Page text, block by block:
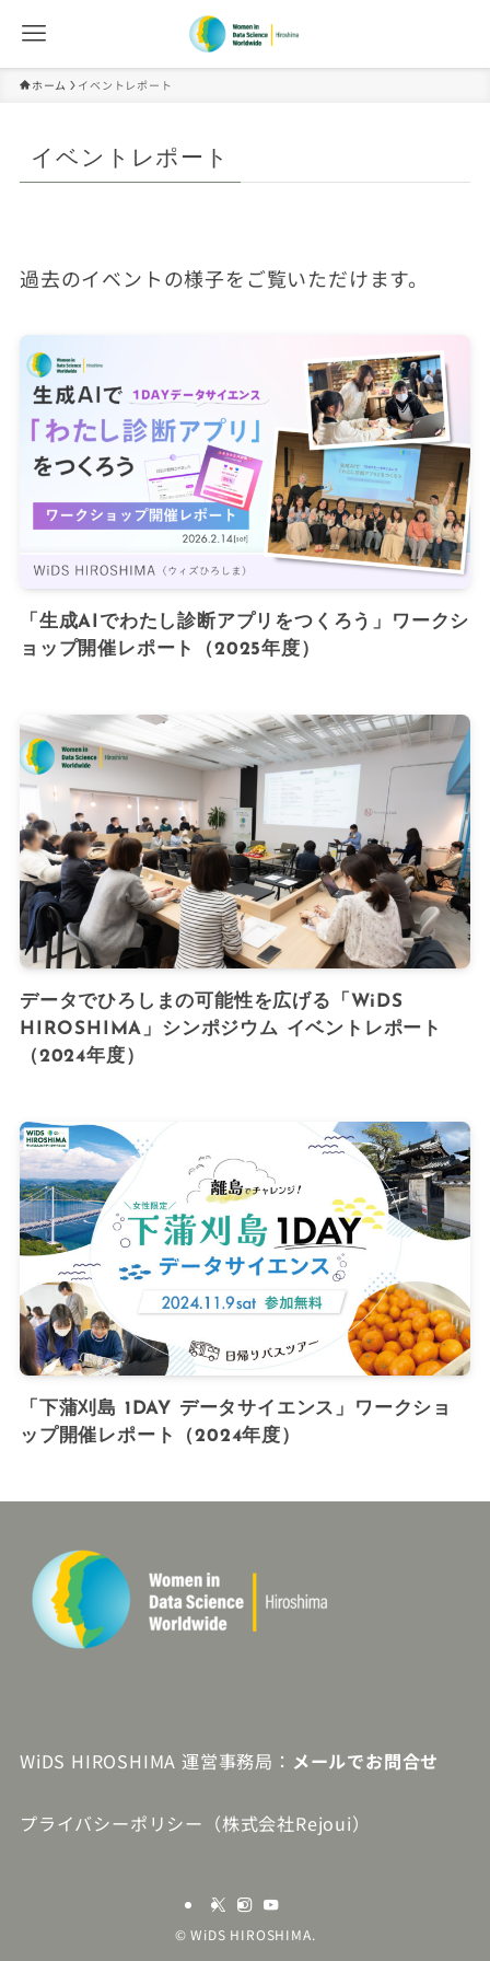
ホーム イベントレポート
イベントレポート
過去のイベントの様子をご覧いただけます。
「生成AIでわたし診断アプリをつくろう」ワークシ
ョップ開催レポート（2025年度）
データでひろしまの可能性を広げる「WiDS
HIROSHIMA」シンポジウム イベントレポート
（2024年度）
「下蒲刈島 1DAY データサイエンス」ワークショ
ップ開催レポート（2024年度）
WiDS HIROSHIMA 運営事務局： メールでお問合せ
プライバシーポリシー（株式会社Rejoui）
© WiDS HIROSHIMA.